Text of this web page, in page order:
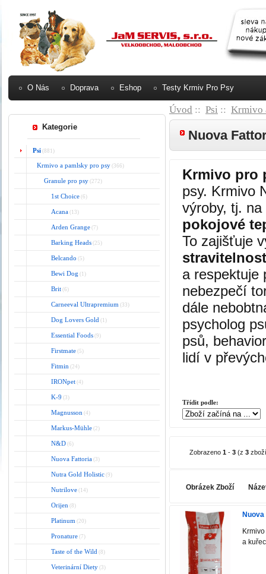
O Nás Doprava Eshop Testy Krmiv Pro Psy
Kategorie
Psi (881)
Krmivo a pamlsky pro psy (366)
Granule pro psy (272)
1st Choice (6)
Acana (13)
Arden Grange (7)
Barking Heads (25)
Belcando (5)
Bewi Dog (1)
Brit (6)
Carneeval Ultrapremium (33)
Dog Lovers Gold (1)
Essential Foods (9)
Firstmate (5)
Fitmin (24)
IRONpet (4)
K-9 (3)
Magnusson (4)
Markus-Mühle (2)
N&D (6)
Nuova Fattoria (3)
Nutra Gold Holistic (9)
Nutrilove (14)
Orijen (8)
Platinum (20)
Pronature (7)
Taste of the Wild (8)
Veterinární Diety (3)
Úvod :: Psi :: Krmivo
Nuova
Krmivo pro
psy. Krmivo
výroby, tj.
pokojové
To zajišťuje
a respektuje
nebezpečí
dále
psycholog
psů,
lidí v
Třídit podle:
Zobrazeno 1 - 3 (z 3
Obrázek Zboží
a